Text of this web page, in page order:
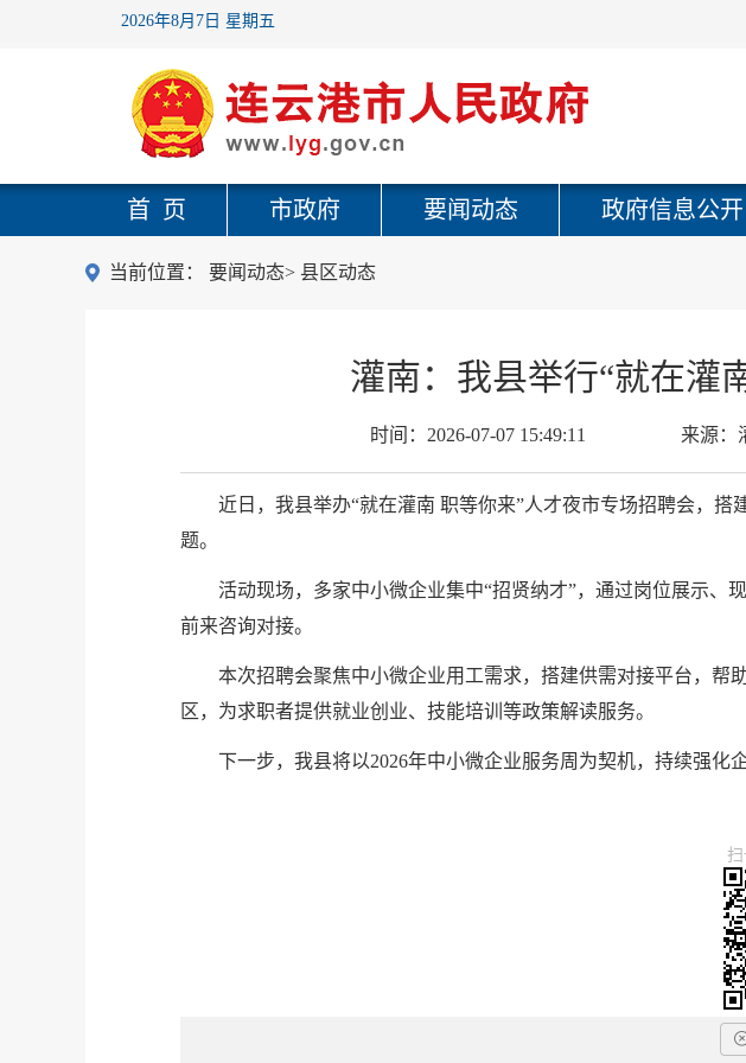
2026年8月7日 星期五
首 页 市政府 要闻动态 政府信息公开
当前位置： 要闻动态> 县区动态
灌南：我县举行“就在灌
时间： 2026-07-07 15:49:11 来源：
近日，我县举办“就在灌南 职等你来”人才夜市专场招聘会，
题。
活动现场，多家中小微企业集中“招贤纳才”，通过岗位展示
前来咨询对接。
本次招聘会聚焦中小微企业用工需求，搭建供需对接平台，
区，为求职者提供就业创业、技能培训等政策解读服务。
下一步，我县将以2026年中小微企业服务周为契机，持续强化